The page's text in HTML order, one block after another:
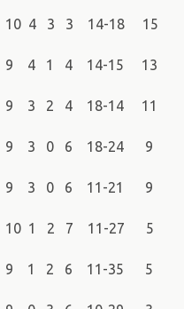
10 4 3 3 14-18 15
9 4 1 4 14-15 13
9 3 2 4 18-14 11
9 3 0 6 18-24 9
9 3 0 6 11-21 9
10 1 2 7 11-27 5
9 1 2 6 11-35 5